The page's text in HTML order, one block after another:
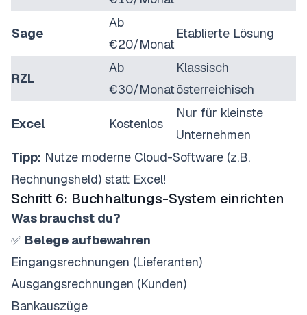
Sage
Ab
€20/Monat
Etablierte Lösung
RZL
Ab
€30/Monat
Klassisch
österreichisch
Excel Kostenlos
Nur für kleinste
Unternehmen
Tipp: Nutze moderne Cloud-Software (z.B.
Rechnungsheld) statt Excel!
Schritt 6: Buchhaltungs-System einrichten
Was brauchst du?
✅ Belege aufbewahren
Eingangsrechnungen (Lieferanten)
Ausgangsrechnungen (Kunden)
Bankauszüge